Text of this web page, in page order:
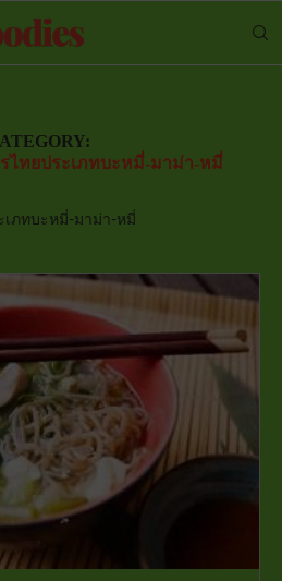
ไทยประเภทบะหมี่-มาม่า-หมี่
เภทบะหมี่-มาม่า-หมี่